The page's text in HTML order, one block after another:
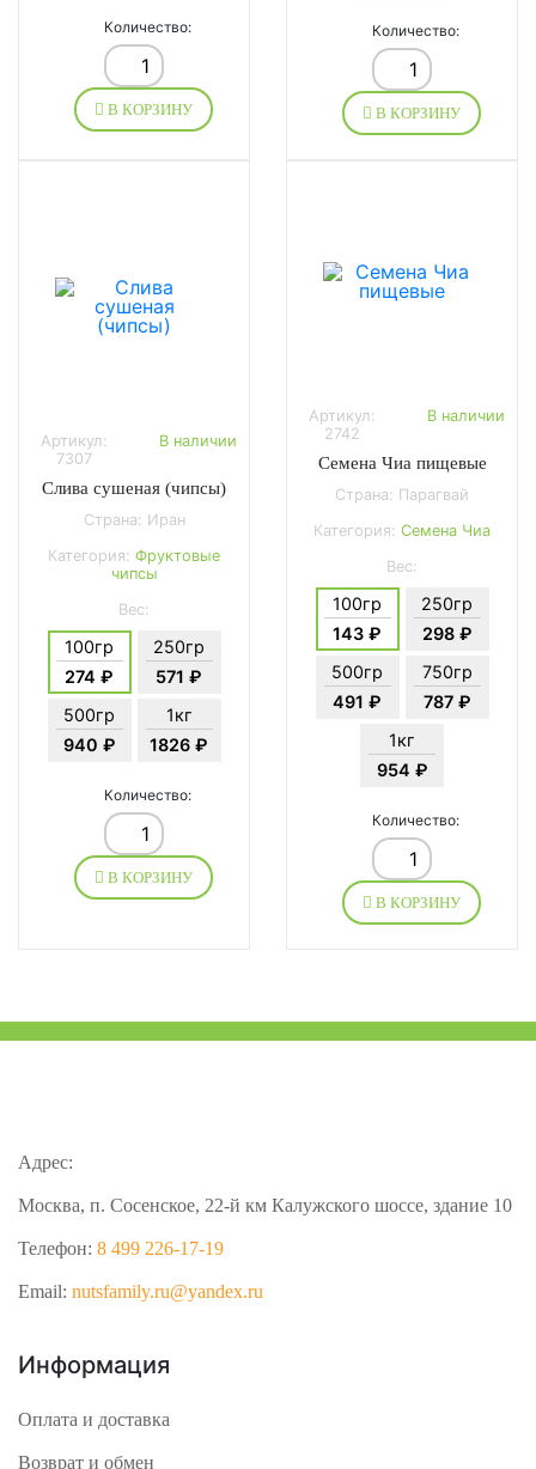
Количество:
В КОРЗИНУ
Количество:
В КОРЗИНУ
Артикул:
7307
В наличии
Слива сушеная (чипсы)
Страна: Иран
Категория: Фруктовые
чипсы
Вес:
100гр
274 ₽
250гр
571 ₽
500гр
940 ₽
1кг
1826 ₽
Количество:
В КОРЗИНУ
Артикул:
2742
В наличии
Семена Чиа пищевые
Страна: Парагвай
Категория: Семена Чиа
Вес:
100гр
143 ₽
250гр
298 ₽
500гр
491 ₽
750гр
787 ₽
1кг
954 ₽
Количество:
В КОРЗИНУ
Адрес:
Москва, п. Сосенское, 22-й км Калужского шоссе, здание 10
Телефон: 8 499 226-17-19
Email: nutsfamily.ru@yandex.ru
Информация
Оплата и доставка
Возврат и обмен